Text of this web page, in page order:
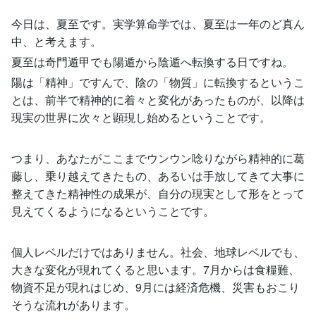
今日は、夏至です。実学算命学では、夏至は一年のど真ん
中、と考えます。
夏至は奇門遁甲でも陽遁から陰遁へ転換する日ですね。
陽は「精神」ですんで、陰の「物質」に転換するというこ
とは、前半で精神的に着々と変化があったものが、以降は
現実の世界に次々と顕現し始めるということです。
つまり、あなたがここまでウンウン唸りながら精神的に葛
藤し、乗り越えてきたもの、あるいは手放してきて大事に
整えてきた精神性の成果が、自分の現実として形をとって
見えてくるようになるということです。
個人レベルだけではありません。社会、地球レベルでも、
大きな変化が現れてくると思います。7月からは食糧難、
物資不足が現れはじめ、9月には経済危機、災害もおこり
そうな流れがあります。